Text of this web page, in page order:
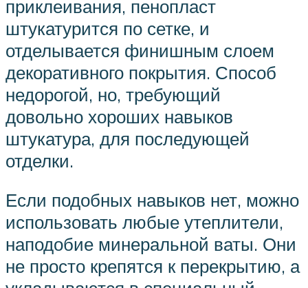
приклеивания, пенопласт
штукатурится по сетке, и
отделывается финишным слоем
декоративного покрытия. Способ
недорогой, но, требующий
довольно хороших навыков
штукатура, для последующей
отделки.
Если подобных навыков нет, можно
использовать любые утеплители,
наподобие минеральной ваты. Они
не просто крепятся к перекрытию, а